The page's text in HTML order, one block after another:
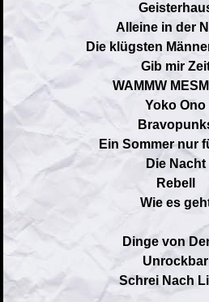
Alleine in der
Die klügsten
Gib mir
WAMMW
Yoko Ono
Ein Sommer nur
Die Nacht
Rebell
Wie es
Dinge von
Unrockbar
Schrei Nach